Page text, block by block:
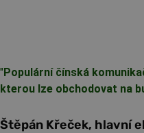
"Populární čínská
kterou lze obchodovat na
Štěpán Křeček, hlavní